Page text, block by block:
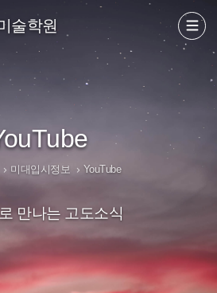
술학원
미대입시정보 YouTube
만나는 고도소식